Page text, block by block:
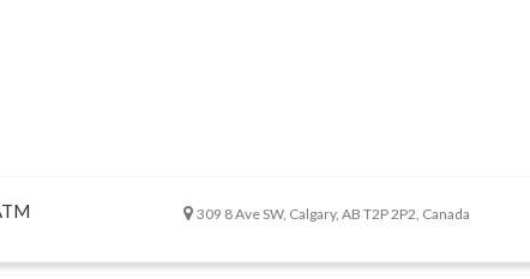
309 8 Ave SW, Calgary, AB T2P 2P2, Canada